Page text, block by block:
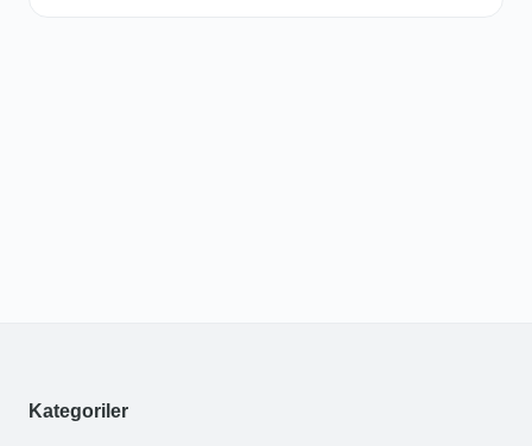
Kategoriler